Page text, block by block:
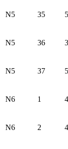
N5 35
N5 36
N5 37
N6 1
N6 2